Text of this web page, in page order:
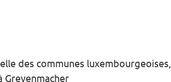
des communes luxembourgeoises,
Grevenmacher